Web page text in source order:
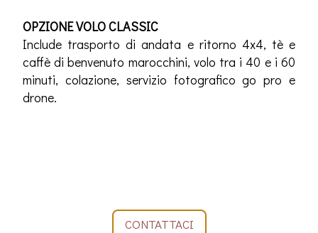
OPZIONE VOLO CLASSIC
Include trasporto di andata e ritorno 4x4, tè e
caffè di benvenuto marocchini, volo tra i 40 e i 60
minuti, colazione, servizio fotografico go pro e
drone.
CONTATTACI